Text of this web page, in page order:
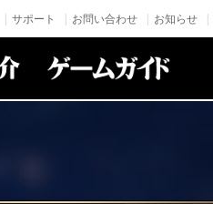
サポート お問い合わせ お知らせ